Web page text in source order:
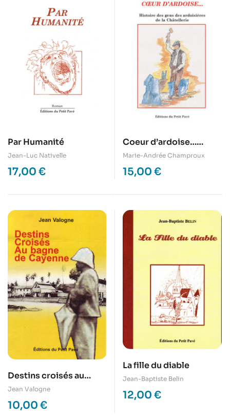
Par Humanité
Jean-Luc Nativelle
17,00 €
Coeur d’ardoise…
Histoire des gens des
ardoisières de la
Châtellerie
Marie-Andrée Champroux
15,00 €
Destins croisés au
bagne au bagne de
Cayenne
Jean Valogne
10,00 €
La fille du diable
Jean-Baptiste Belin
12,00 €